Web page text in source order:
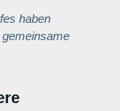
haben